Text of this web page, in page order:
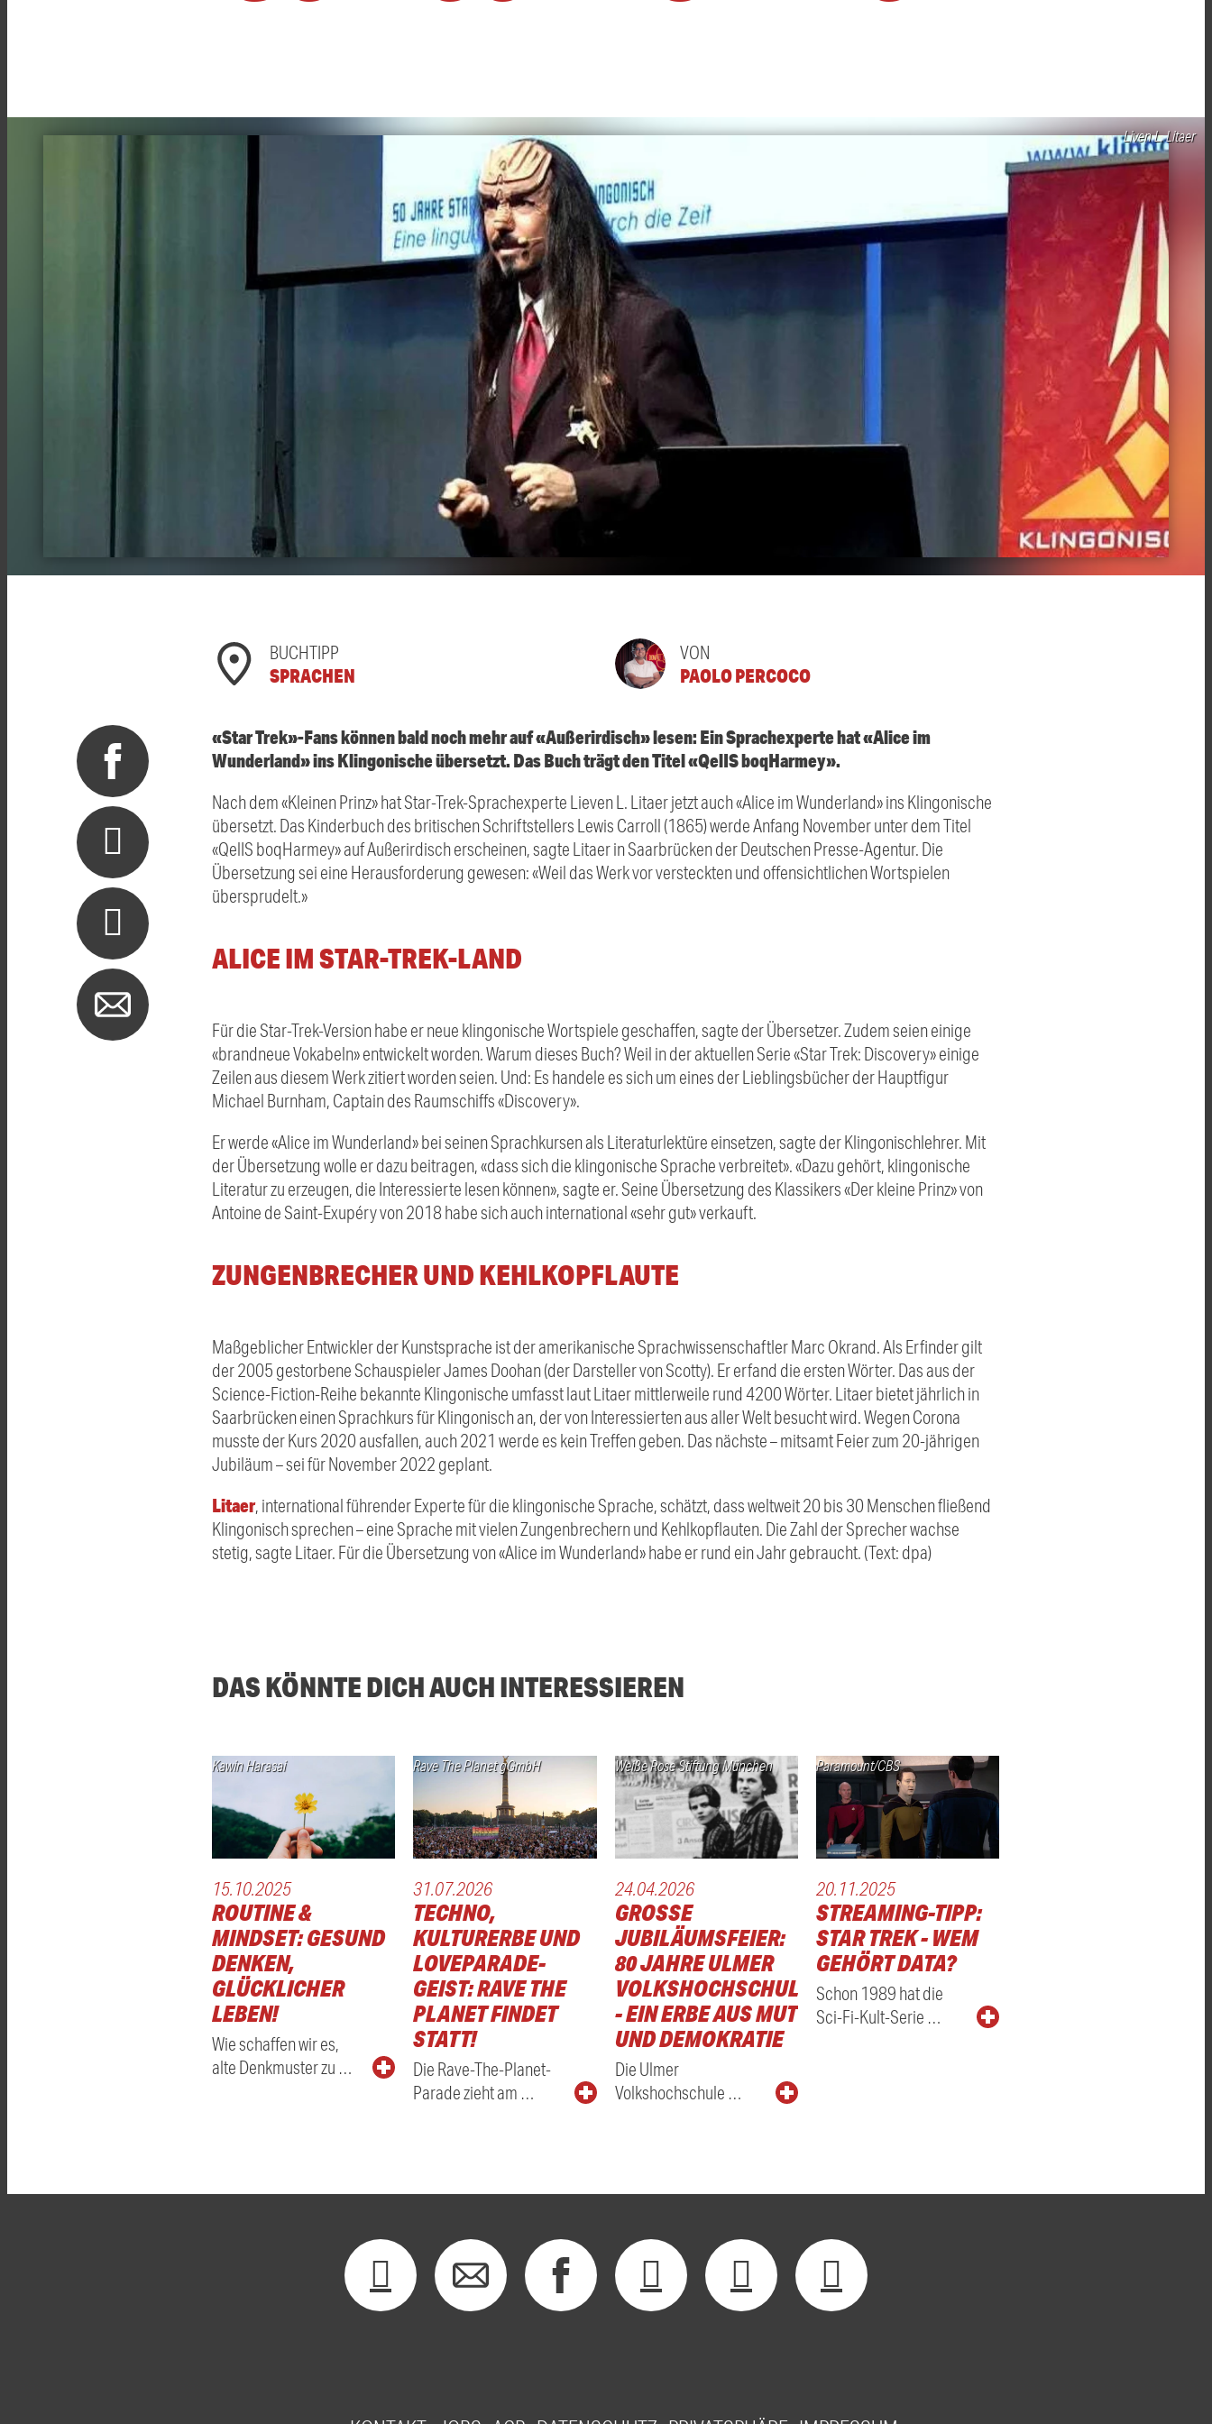
Liven L. Litaer
BUCHTIPP
SPRACHEN
VON
PAOLO PERCOCO
«Star Trek»-Fans können bald noch mehr auf «Außerirdisch» lesen: Ein Sprachexperte hat «Alice im
Wunderland» ins Klingonische übersetzt. Das Buch trägt den Titel «QelIS boqHarmey».
Nach dem «Kleinen Prinz» hat Star-Trek-Sprachexperte Lieven L. Litaer jetzt auch «Alice im Wunderland» ins Klingonische
übersetzt. Das Kinderbuch des britischen Schriftstellers Lewis Carroll (1865) werde Anfang November unter dem Titel
«QelIS boqHarmey» auf Außerirdisch erscheinen, sagte Litaer in Saarbrücken der Deutschen Presse-Agentur. Die
Übersetzung sei eine Herausforderung gewesen: «Weil das Werk vor versteckten und offensichtlichen Wortspielen
übersprudelt.»
ALICE IM STAR-TREK-LAND
Für die Star-Trek-Version habe er neue klingonische Wortspiele geschaffen, sagte der Übersetzer. Zudem seien einige
«brandneue Vokabeln» entwickelt worden. Warum dieses Buch? Weil in der aktuellen Serie «Star Trek: Discovery» einige
Zeilen aus diesem Werk zitiert worden seien. Und: Es handele es sich um eines der Lieblingsbücher der Hauptfigur
Michael Burnham, Captain des Raumschiffs «Discovery».
Er werde «Alice im Wunderland» bei seinen Sprachkursen als Literaturlektüre einsetzen, sagte der Klingonischlehrer. Mit
der Übersetzung wolle er dazu beitragen, «dass sich die klingonische Sprache verbreitet». «Dazu gehört, klingonische
Literatur zu erzeugen, die Interessierte lesen können», sagte er. Seine Übersetzung des Klassikers «Der kleine Prinz» von
Antoine de Saint-Exupéry von 2018 habe sich auch international «sehr gut» verkauft.
ZUNGENBRECHER UND KEHLKOPFLAUTE
Maßgeblicher Entwickler der Kunstsprache ist der amerikanische Sprachwissenschaftler Marc Okrand. Als Erfinder gilt
der 2005 gestorbene Schauspieler James Doohan (der Darsteller von Scotty). Er erfand die ersten Wörter. Das aus der
Science-Fiction-Reihe bekannte Klingonische umfasst laut Litaer mittlerweile rund 4200 Wörter. Litaer bietet jährlich in
Saarbrücken einen Sprachkurs für Klingonisch an, der von Interessierten aus aller Welt besucht wird. Wegen Corona
musste der Kurs 2020 ausfallen, auch 2021 werde es kein Treffen geben. Das nächste – mitsamt Feier zum 20-jährigen
Jubiläum – sei für November 2022 geplant.
Litaer, international führender Experte für die klingonische Sprache, schätzt, dass weltweit 20 bis 30 Menschen fließend
Klingonisch sprechen – eine Sprache mit vielen Zungenbrechern und Kehlkopflauten. Die Zahl der Sprecher wachse
stetig, sagte Litaer. Für die Übersetzung von «Alice im Wunderland» habe er rund ein Jahr gebraucht. (Text: dpa)
DAS KÖNNTE DICH AUCH INTERESSIEREN
Kawin Harasai
15.10.2025
ROUTINE &
MINDSET: GESUND
DENKEN,
GLÜCKLICHER
LEBEN!
Wie schaffen wir es,
alte Denkmuster zu …
Rave The Planet gGmbH
31.07.2026
TECHNO,
KULTURERBE UND
LOVEPARADE-
GEIST: RAVE THE
PLANET FINDET
STATT!
Die Rave-The-Planet-
Parade zieht am …
Weiße Rose Stiftung München
24.04.2026
GROSSE J
UBILÄUMSFEIER: 8
0 JAHRE ULMER V
OLKSHOCHSCHULE -
EIN ERBE AUS MUT U
ND DEMOKRATIE
Die Ulmer
Volkshochschule …
Paramount/CBS
20.11.2025
STREAMING-TIPP:
STAR TREK - WEM
GEHÖRT DATA?
Schon 1989 hat die
Sci-Fi-Kult-Serie …